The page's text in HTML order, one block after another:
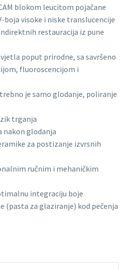
blokom leucitom pojačane
boja visoke i niske translucencije
restauracija iz pune
poput prirodne, sa savršeno
fluoroscencijom i
je samo glodanje, poliranje
trganja
nakon glodanja
za postizanje izvrsnih
ručnim i mehaničkim
integraciju boje
(pasta za glaziranje) kod pečenja